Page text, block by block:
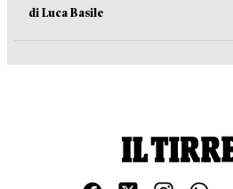
di Luca Basile